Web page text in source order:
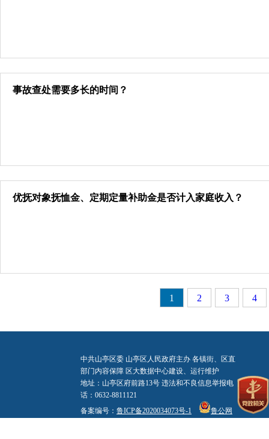
事故查处需要多长的时间？
优抚对象抚恤金、定期定量补助金是否计入家庭收入？
1 2 3 4
中共山亭区委 山亭区人民政府主办 各镇街、区直
部门内容保障 区大数据中心建设、运行维护
地址：山亭区府前路13号 违法和不良信息举报电
话：0632-8811121
备案编号： 鲁ICP备2020034073号-1
鲁公网